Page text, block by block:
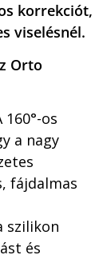
korrekciót,
viselésnél.
Orto
160°-os
a nagy
fájdalmas
szilikon
és